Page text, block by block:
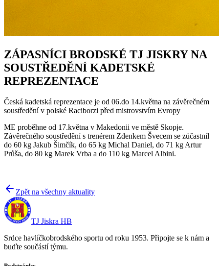
ZÁPASNÍCI BRODSKÉ TJ JISKRY NA
SOUSTŘEDĚNÍ KADETSKÉ
REPREZENTACE
Česká kadetská reprezentace je od 06.do 14.května na závěrečném
soustředění v polské Raciborzi před mistrovstvím Evropy
ME proběhne od 17.května v Makedonii ve městě Skopje.
Závěrečného soustředění s trenérem Zdenkem Švecem se zúčastnil
do 60 kg Jakub Šimčík, do 65 kg Michal Daniel, do 71 kg Artur
Průša, do 80 kg Marek Vrba a do 110 kg Marcel Albini.
Zpět na všechny aktuality
TJ Jiskra HB
Srdce havlíčkobrodského sportu od roku 1953. Připojte se k nám a
buďte součástí týmu.